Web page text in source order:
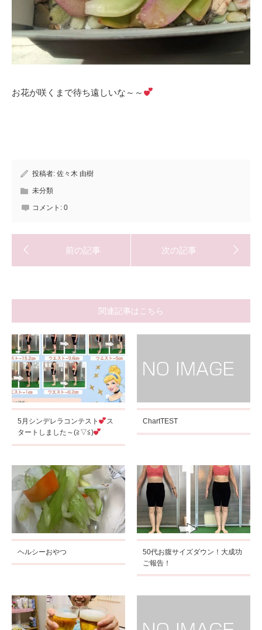
お花が咲くまで待ち遠しいな～～
投稿者: 佐々木 由樹
未分類
コメント: 0
関連記事はこちら
5月シンデレラコンテスト
ス
タートしました～(≧▽≦)
ChartTEST
ヘルシーおやつ
50代お腹サイズダウン！大成功
ご報告！